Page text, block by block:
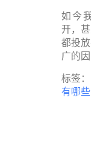
如今
开，
都投
广的
标签：
有哪些